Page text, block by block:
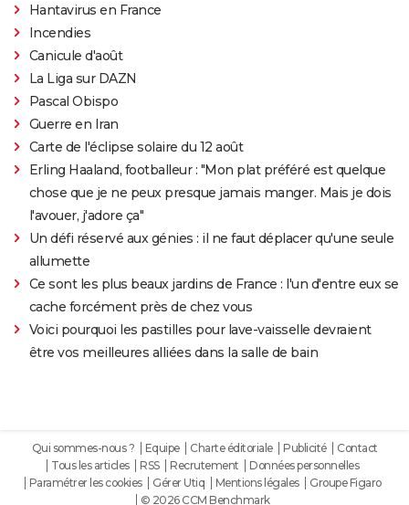
Hantavirus en France
Incendies
Canicule d'août
La Liga sur DAZN
Pascal Obispo
Guerre en Iran
Carte de l'éclipse solaire du 12 août
Erling Haaland, footballeur : "Mon plat préféré est quelque
chose que je ne peux presque jamais manger. Mais je dois
l'avouer, j'adore ça"
Un défi réservé aux génies : il ne faut déplacer qu'une seule
allumette
Ce sont les plus beaux jardins de France : l'un d'entre eux se
cache forcément près de chez vous
Voici pourquoi les pastilles pour lave-vaisselle devraient
être vos meilleures alliées dans la salle de bain
Qui sommes-nous ? Equipe Charte éditoriale Publicité
Contact
Tous les articles
RSS Recrutement
Données personnelles
Paramétrer les cookies
Gérer Utiq Mentions légales
Groupe Figaro
© 2026 CCM Benchmark